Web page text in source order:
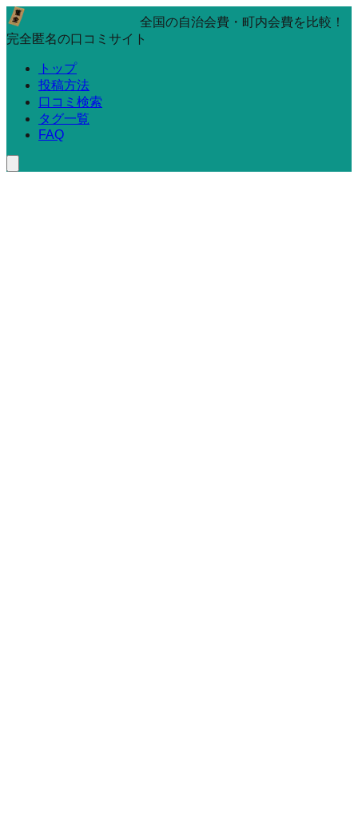
全国の自治会費・町内会費を比較！
完全匿名の口コミサイト
トップ
投稿方法
口コミ検索
タグ一覧
FAQ